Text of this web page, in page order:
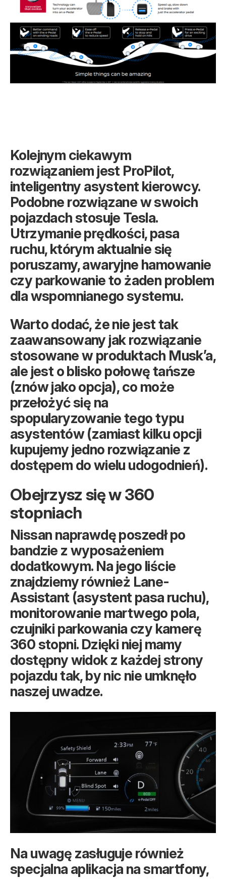
Kolejnym ciekawym
rozwiązaniem jest ProPilot,
inteligentny asystent kierowcy.
Podobne rozwiązane w swoich
pojazdach stosuje Tesla.
Utrzymanie prędkości, pasa
ruchu, którym aktualnie się
poruszamy, awaryjne hamowanie
czy parkowanie to żaden problem
dla wspomnianego systemu.
Warto dodać, że nie jest tak
zaawansowany jak rozwiązanie
stosowane w produktach Musk’a,
ale jest o blisko połowę tańsze
(znów jako opcja), co może
przełożyć się na
spopularyzowanie tego typu
asystentów (zamiast kilku opcji
kupujemy jedno rozwiązanie z
dostępem do wielu udogodnień).
Obejrzysz się w 360
stopniach
Nissan naprawdę poszedł po
bandzie z wyposażeniem
dodatkowym. Na jego liście
znajdziemy również Lane-
Assistant (asystent pasa ruchu),
monitorowanie martwego pola,
czujniki parkowania czy kamerę
360 stopni. Dzięki niej mamy
dostępny widok z każdej strony
pojazdu tak, by nic nie umknęło
naszej uwadze.
Na uwagę zasługuje również
specjalna aplikacja na smartfony,